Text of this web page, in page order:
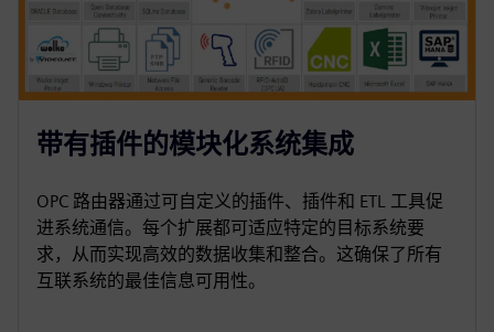
带有插件的模块化系统集成
OPC 路由器通过可自定义的插件、插件和 ETL 工具促
进系统通信。每个扩展都可适应特定的目标系统要
求，从而实现高效的数据收集和整合。这确保了所有
互联系统的最佳信息可用性。